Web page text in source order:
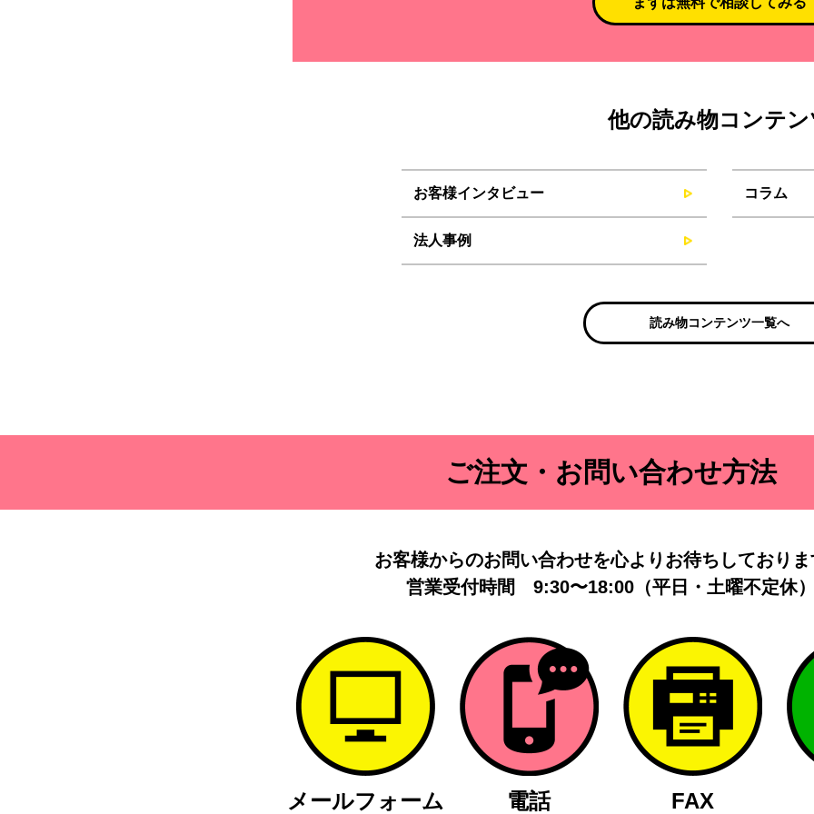
他の読み物コンテン
お客様インタビュー コラム
法人事例
読み物コンテンツ一覧へ
ご注文・お問い合わせ方法
お客様からのお問い合わせを心よりお待ちしており
営業受付時間 9:30〜18:00（平日・土曜不定休
メールフォーム 電話 FAX